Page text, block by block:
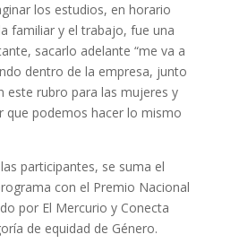
los estudios, en horario
familiar y el trabajo, fue una
sacarlo adelante “me va a
dentro de la empresa, junto
este rubro para las mujeres y
que podemos hacer lo mismo
participantes, se suma el
con el Premio Nacional
por El Mercurio y Conecta
de equidad de Género.